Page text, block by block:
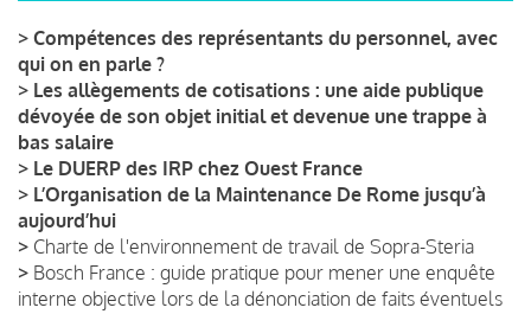
> Compétences des représentants du personnel, avec
qui on en parle ?
> Les allègements de cotisations : une aide publique
dévoyée de son objet initial et devenue une trappe à
bas salaire
> Le DUERP des IRP chez Ouest France
> L’Organisation de la Maintenance De Rome jusqu’à
aujourd’hui
> Charte de l'environnement de travail de Sopra-Steria
> Bosch France : guide pratique pour mener une enquête
interne objective lors de la dénonciation de faits éventuels